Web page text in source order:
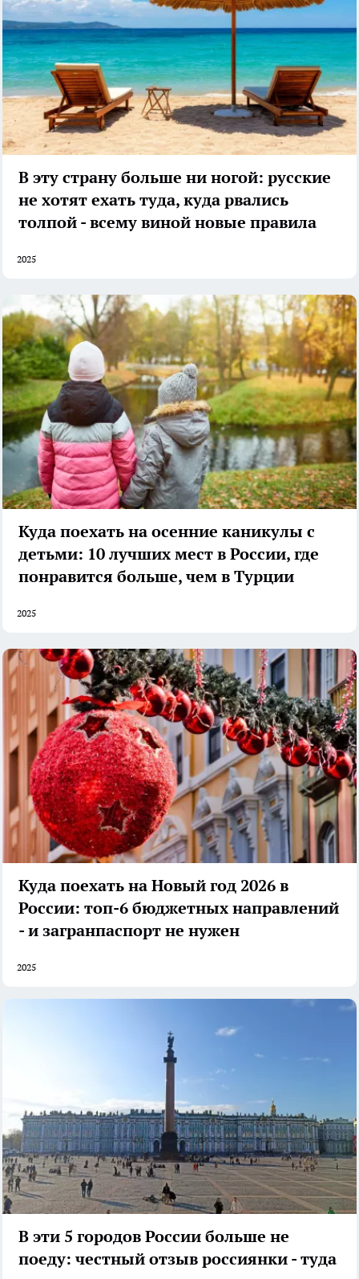
В эту страну больше ни ногой: русские
не хотят ехать туда, куда рвались
толпой - всему виной новые правила
2025
Куда поехать на осенние каникулы с
детьми: 10 лучших мест в России, где
понравится больше, чем в Турции
2025
Куда поехать на Новый год 2026 в
России: топ-6 бюджетных направлений
- и загранпаспорт не нужен
2025
В эти 5 городов России больше не
поеду: честный отзыв россиянки - туда